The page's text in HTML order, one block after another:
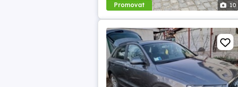
Promovat 10